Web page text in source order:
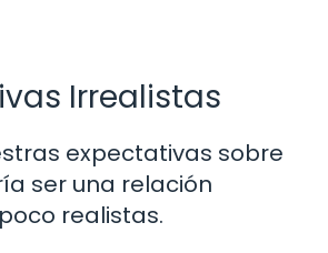
Irrealistas
expectativas sobre
ser una relación
realistas.